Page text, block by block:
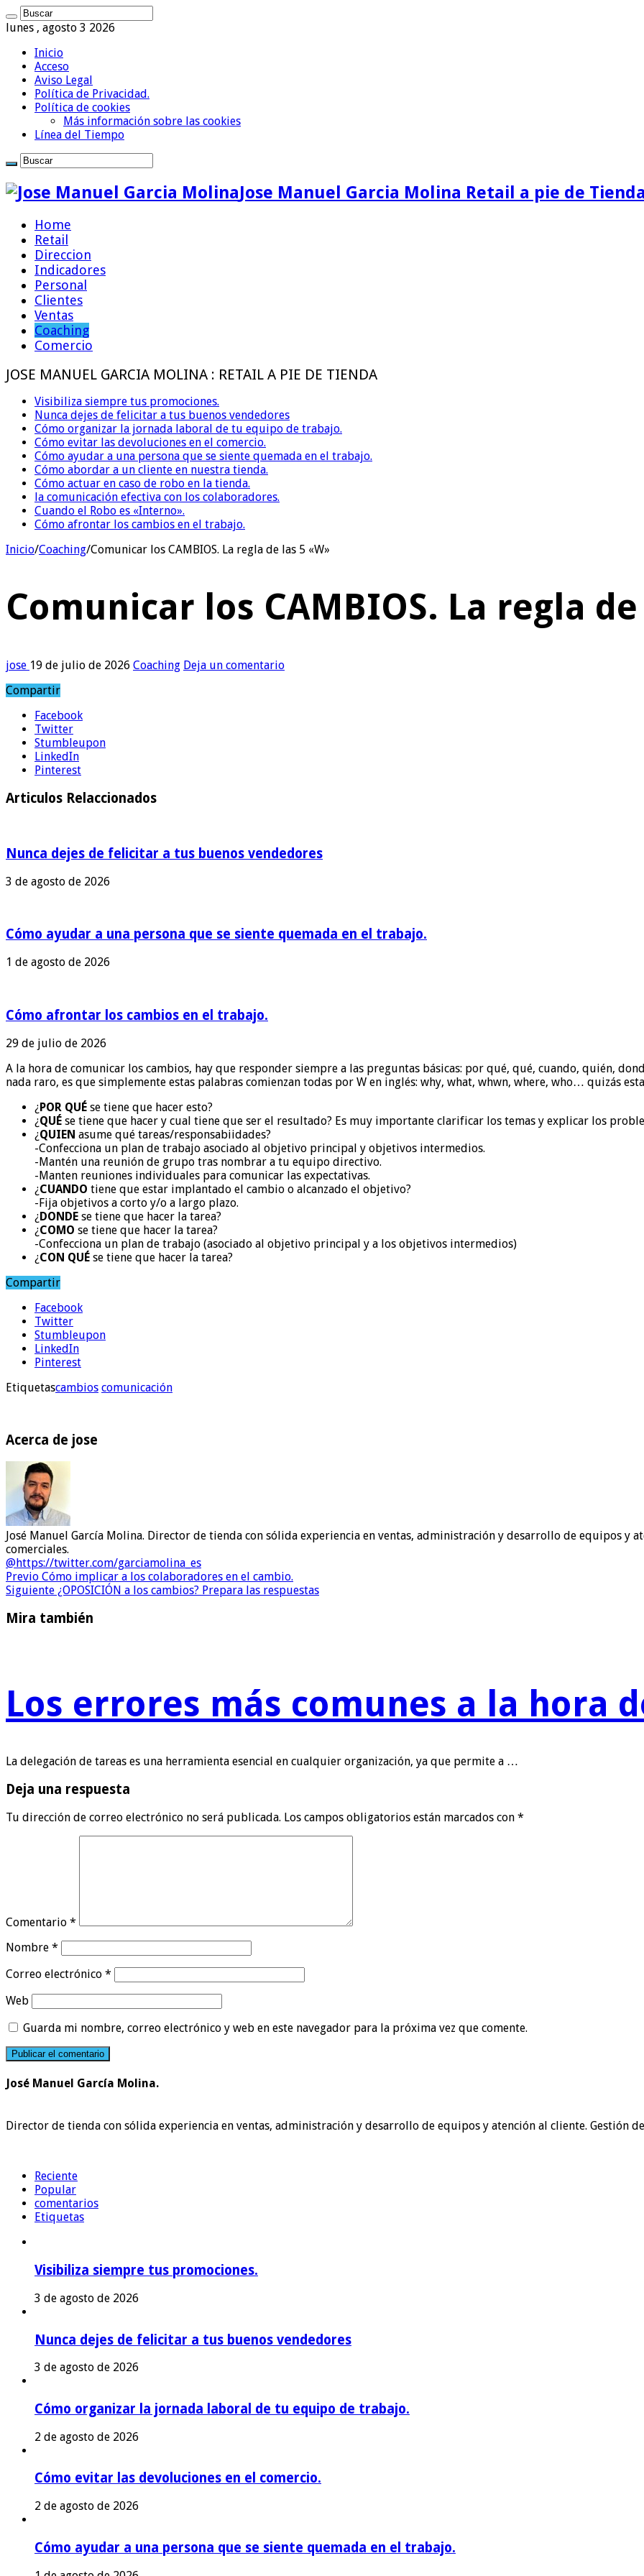
lunes , agosto 3 2026
Inicio
Acceso
Aviso Legal
Política de Privacidad.
Política de cookies
Más información sobre las cookies
Línea del Tiempo
Jose Manuel Garcia Molina Retail a pie de Tienda
Home
Retail
Direccion
Indicadores
Personal
Clientes
Ventas
Coaching
Comercio
JOSE MANUEL GARCIA MOLINA : RETAIL A PIE DE TIENDA
Visibiliza siempre tus promociones.
Nunca dejes de felicitar a tus buenos vendedores
Cómo organizar la jornada laboral de tu equipo de trabajo.
Cómo evitar las devoluciones en el comercio.
Cómo ayudar a una persona que se siente quemada en el trabajo.
Cómo abordar a un cliente en nuestra tienda.
Cómo actuar en caso de robo en la tienda.
la comunicación efectiva con los colaboradores.
Cuando el Robo es «Interno».
Cómo afrontar los cambios en el trabajo.
Inicio/Coaching/Comunicar los CAMBIOS. La regla de las 5 «W»
Comunicar los CAMBIOS. La regla
jose 19 de julio de 2026 Coaching Deja un comentario
Compartir
Facebook
Twitter
Stumbleupon
LinkedIn
Pinterest
Articulos Relaccionados
Nunca dejes de felicitar a tus buenos vendedores
3 de agosto de 2026
Cómo ayudar a una persona que se siente quemada en el trabajo.
1 de agosto de 2026
Cómo afrontar los cambios en el trabajo.
29 de julio de 2026
A la hora de comunicar los cambios, hay que responder siempre a las preguntas básicas: por qué, qué, cuando, quién,
nada raro, es que simplemente estas palabras comienzan todas por W en inglés: why, what, whwn, where, who… quizás
¿POR QUÉ se tiene que hacer esto?
¿QUÉ se tiene que hacer y cual tiene que ser el resultado? Es muy importante clarificar los temas y explicar los
¿QUIEN asume qué tareas/responsabiidades?
-Confecciona un plan de trabajo asociado al objetivo principal y objetivos intermedios.
-Mantén una reunión de grupo tras nombrar a tu equipo directivo.
-Manten reuniones individuales para comunicar las expectativas.
¿CUANDO tiene que estar implantado el cambio o alcanzado el objetivo?
-Fija objetivos a corto y/o a largo plazo.
¿DONDE se tiene que hacer la tarea?
¿COMO se tiene que hacer la tarea?
-Confecciona un plan de trabajo (asociado al objetivo principal y a los objetivos intermedios)
¿CON QUÉ se tiene que hacer la tarea?
Compartir
Facebook
Twitter
Stumbleupon
LinkedIn
Pinterest
Etiquetascambios comunicación
Acerca de jose
José Manuel García Molina. Director de tienda con sólida experiencia en ventas, administración y desarrollo de equipos y
comerciales.
@https://twitter.com/garciamolina_es
Previo Cómo implicar a los colaboradores en el cambio.
Siguiente ¿OPOSICIÓN a los cambios? Prepara las respuestas
Mira también
Los errores más comunes a la hora
La delegación de tareas es una herramienta esencial en cualquier organización, ya que permite a …
Deja una respuesta
Tu dirección de correo electrónico no será publicada. Los campos obligatorios están marcados con *
Comentario *
Nombre *
Correo electrónico *
Web
Guarda mi nombre, correo electrónico y web en este navegador para la próxima vez que comente.
José Manuel García Molina.
Director de tienda con sólida experiencia en ventas, administración y desarrollo de equipos y atención al cliente. Gestión
Reciente
Popular
comentarios
Etiquetas
Visibiliza siempre tus promociones.
3 de agosto de 2026
Nunca dejes de felicitar a tus buenos vendedores
3 de agosto de 2026
Cómo organizar la jornada laboral de tu equipo de trabajo.
2 de agosto de 2026
Cómo evitar las devoluciones en el comercio.
2 de agosto de 2026
Cómo ayudar a una persona que se siente quemada en el trabajo.